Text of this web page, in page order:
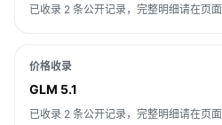
已收录 2 条公开记录，完整明细请在页面
价格收录
GLM 5.1
已收录 2 条公开记录，完整明细请在页面